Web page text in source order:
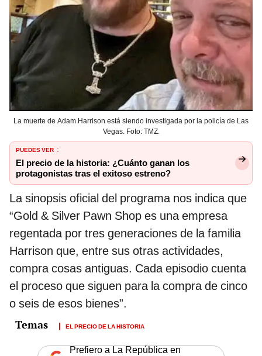
La muerte de Adam Harrison está siendo investigada por la policía de Las
Vegas. Foto: TMZ.
PUEDES VER :
El precio de la historia: ¿Cuánto ganan los
protagonistas tras el exitoso estreno?
La sinopsis oficial del programa nos indica que
“Gold & Silver Pawn Shop es una empresa
regentada por tres generaciones de la familia
Harrison que, entre sus otras actividades,
compra cosas antiguas. Cada episodio cuenta
el proceso que siguen para la compra de cinco
o seis de esos bienes”.
EL PRECIO DE LA HISTORIA
Prefiero a La República en